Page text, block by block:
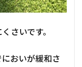
さいです。
おいが緩和さ